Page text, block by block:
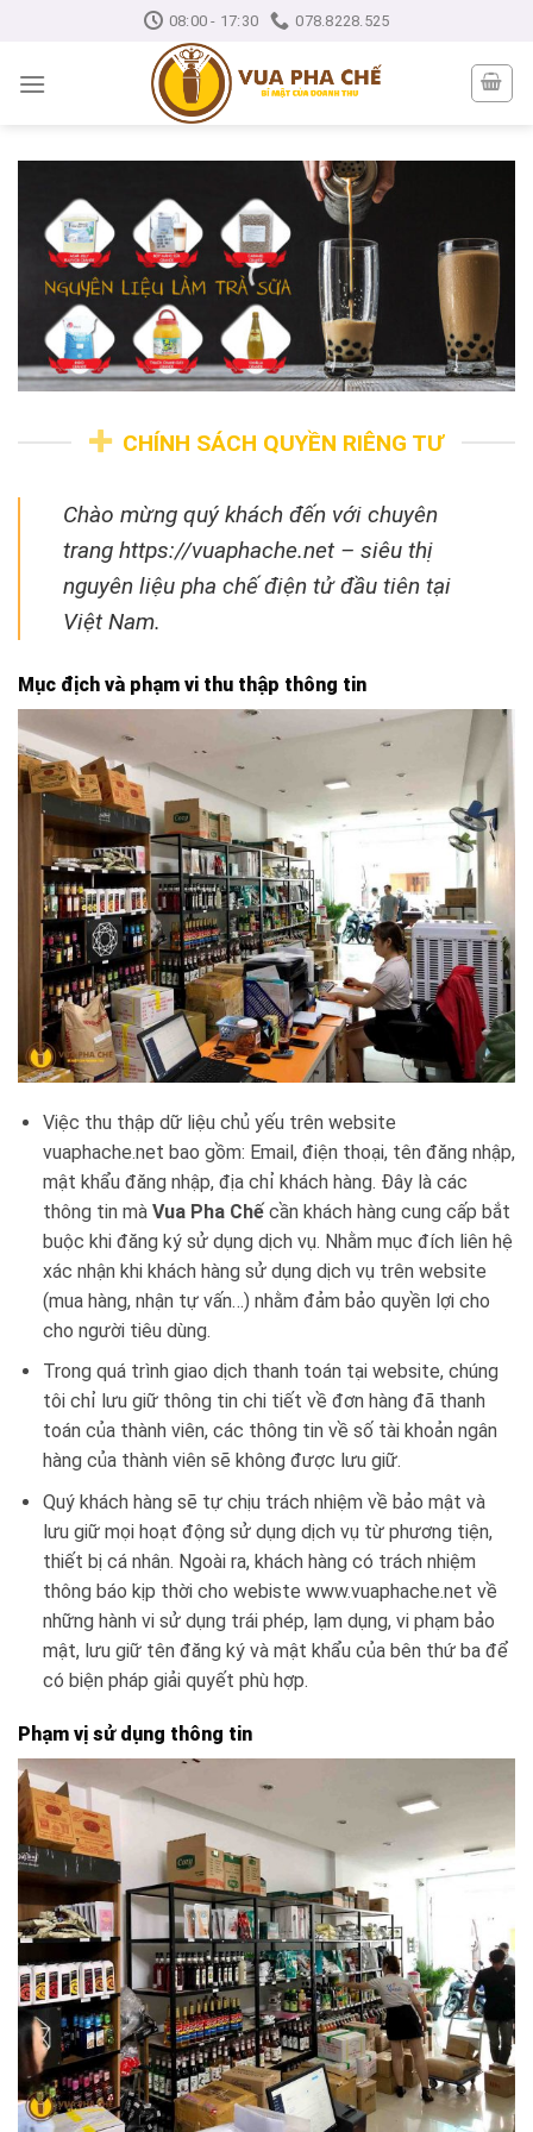
content
08:00 - 17:30 078.8228.525
CHÍNH SÁCH QUYỀN RIÊNG TƯ
Chào mừng quý khách đến với chuyên
trang https://vuaphache.net – siêu thị
nguyên liệu pha chế điện tử đầu tiên tại
Việt Nam.
Mục địch và phạm vi thu thập thông tin
Việc thu thập dữ liệu chủ yếu trên website
vuaphache.net bao gồm: Email, điện thoại, tên đăng nhập,
mật khẩu đăng nhập, địa chỉ khách hàng. Đây là các
thông tin mà Vua Pha Chế cần khách hàng cung cấp bắt
buộc khi đăng ký sử dụng dịch vụ. Nhằm mục đích liên hệ
xác nhận khi khách hàng sử dụng dịch vụ trên website
(mua hàng, nhận tự vấn…) nhằm đảm bảo quyền lợi cho
cho người tiêu dùng.
Trong quá trình giao dịch thanh toán tại website, chúng
tôi chỉ lưu giữ thông tin chi tiết về đơn hàng đã thanh
toán của thành viên, các thông tin về số tài khoản ngân
hàng của thành viên sẽ không được lưu giữ.
Quý khách hàng sẽ tự chịu trách nhiệm về bảo mật và
lưu giữ mọi hoạt động sử dụng dịch vụ từ phương tiện,
thiết bị cá nhân. Ngoài ra, khách hàng có trách nhiệm
thông báo kịp thời cho webiste www.vuaphache.net về
những hành vi sử dụng trái phép, lạm dụng, vi phạm bảo
mật, lưu giữ tên đăng ký và mật khẩu của bên thứ ba để
có biện pháp giải quyết phù hợp.
Phạm vị sử dụng thông tin